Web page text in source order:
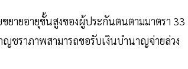
ขยายอายุขั้นสูงของผู้ประกันตนตามมาตรา 33
ชราภาพสามารถขอรับเงินบำนาญจ่ายล่วง